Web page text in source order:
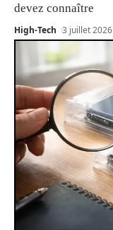
devez connaître
High-Tech 3 juillet 2026